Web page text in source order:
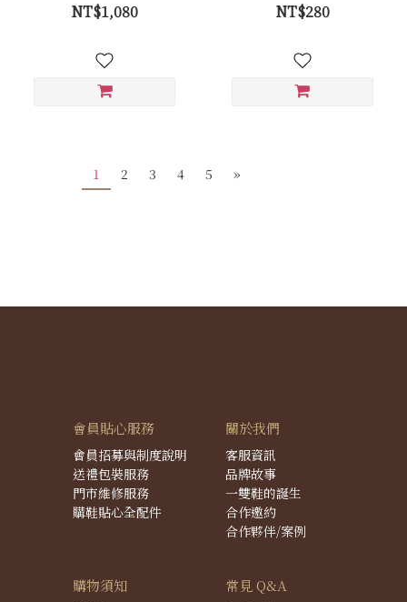
NT$1,080 NT$280
1 2 3 4 5 »
會員貼心服務
會員招募與制度說明
送禮包裝服務
門市維修服務
購鞋貼心全配件
關於我們
客服資訊
品牌故事
一雙鞋的誕生
合作邀約
合作夥伴/案例
購物須知 常見 Q&A